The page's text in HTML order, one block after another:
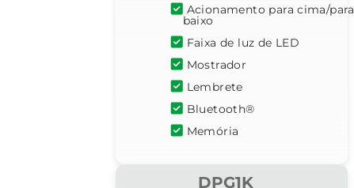
Acionamento para cima/para
baixo
Faixa de luz de LED
Mostrador
Lembrete
Bluetooth®
Memória
DPG1K